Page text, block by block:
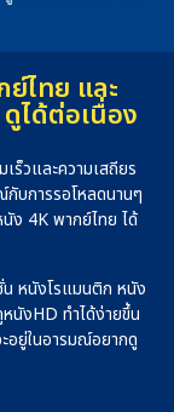
ไทย และ
ได้ต่อเนื่อง
ร็วและความเสถียร
กับการรอโหลดนานๆ
ง 4K พากย์ไทย ได้
น หนังโรแมนติก หนัง
นังHD ทำได้ง่ายขึ้น
อยู่ในอารมณ์อยากดู